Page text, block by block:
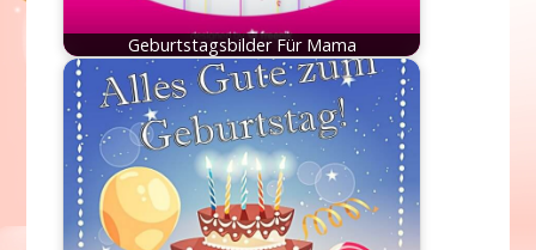
Geburtstagsbilder Für Mama